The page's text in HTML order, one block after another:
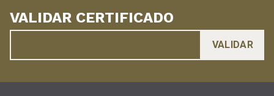
VALIDAR CERTIFICADO